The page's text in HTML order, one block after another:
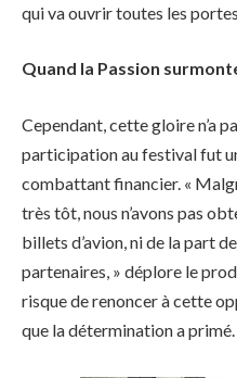
qui va ouvrir toutes les
Quand la Passion
Cependant, cette gloire n’a
participation au festival fut
combattant financier. «
très tôt, nous n’avons pas
billets d’avion, ni de la part
partenaires, » déplore le
risque de renoncer à cette
que la détermination a primé.